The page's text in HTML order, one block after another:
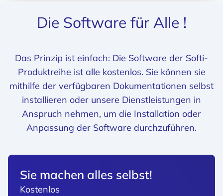
Die Software für Alle !
Das Prinzip ist einfach: Die Software der Softi-
Produktreihe ist alle kostenlos. Sie können sie
mithilfe der verfügbaren Dokumentationen selbst
installieren oder unsere Dienstleistungen in
Anspruch nehmen, um die Installation oder
Anpassung der Software durchzuführen.
Sie machen alles selbst!
Kostenlos